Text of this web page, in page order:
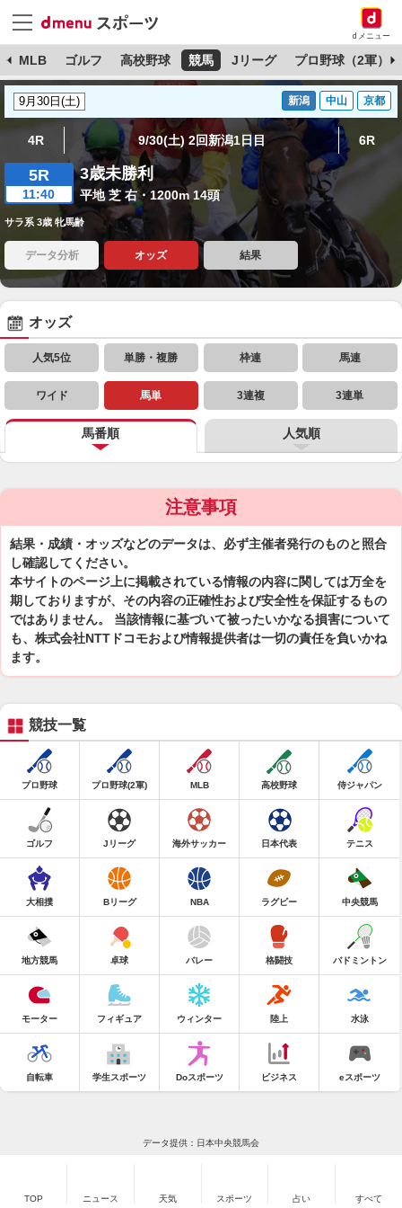
dメニュー
MLB ゴルフ 高校野球 競馬 Jリーグ プロ野球（2軍）
新潟 中山 京都
4R 9/30(土) 2回新潟1日目 6R
5R
11:40
3歳未勝利
平地 芝 右・1200m 14頭
サラ系 3歳 牝馬齢
データ分析 オッズ 結果
オッズ
人気5位 単勝・複勝 枠連 馬連
ワイド 馬単 3連複 3連単
馬番順 人気順
注意事項
結果・成績・オッズなどのデータは、必ず主催者発行のものと照合
し確認してください。
本サイトのページ上に掲載されている情報の内容に関しては万全を
期しておりますが、その内容の正確性および安全性を保証するもの
ではありません。 当該情報に基づいて被ったいかなる損害について
も、株式会社NTTドコモおよび情報提供者は一切の責任を負いかね
ます。
競技一覧
プロ野球 プロ野球(2軍) MLB 高校野球 侍ジャパン
ゴルフ Jリーグ 海外サッカー 日本代表 テニス
大相撲 Bリーグ NBA ラグビー 中央競馬
地方競馬 卓球 バレー 格闘技 バドミントン
モーター フィギュア ウィンター 陸上 水泳
自転車 学生スポーツ Doスポーツ ビジネス eスポーツ
データ提供：日本中央競馬会
TOP ニュース 天気 スポーツ 占い すべて